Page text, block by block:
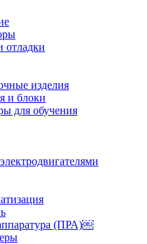
отладки
изделия
и блоки
для обучения
(ПРА)￼